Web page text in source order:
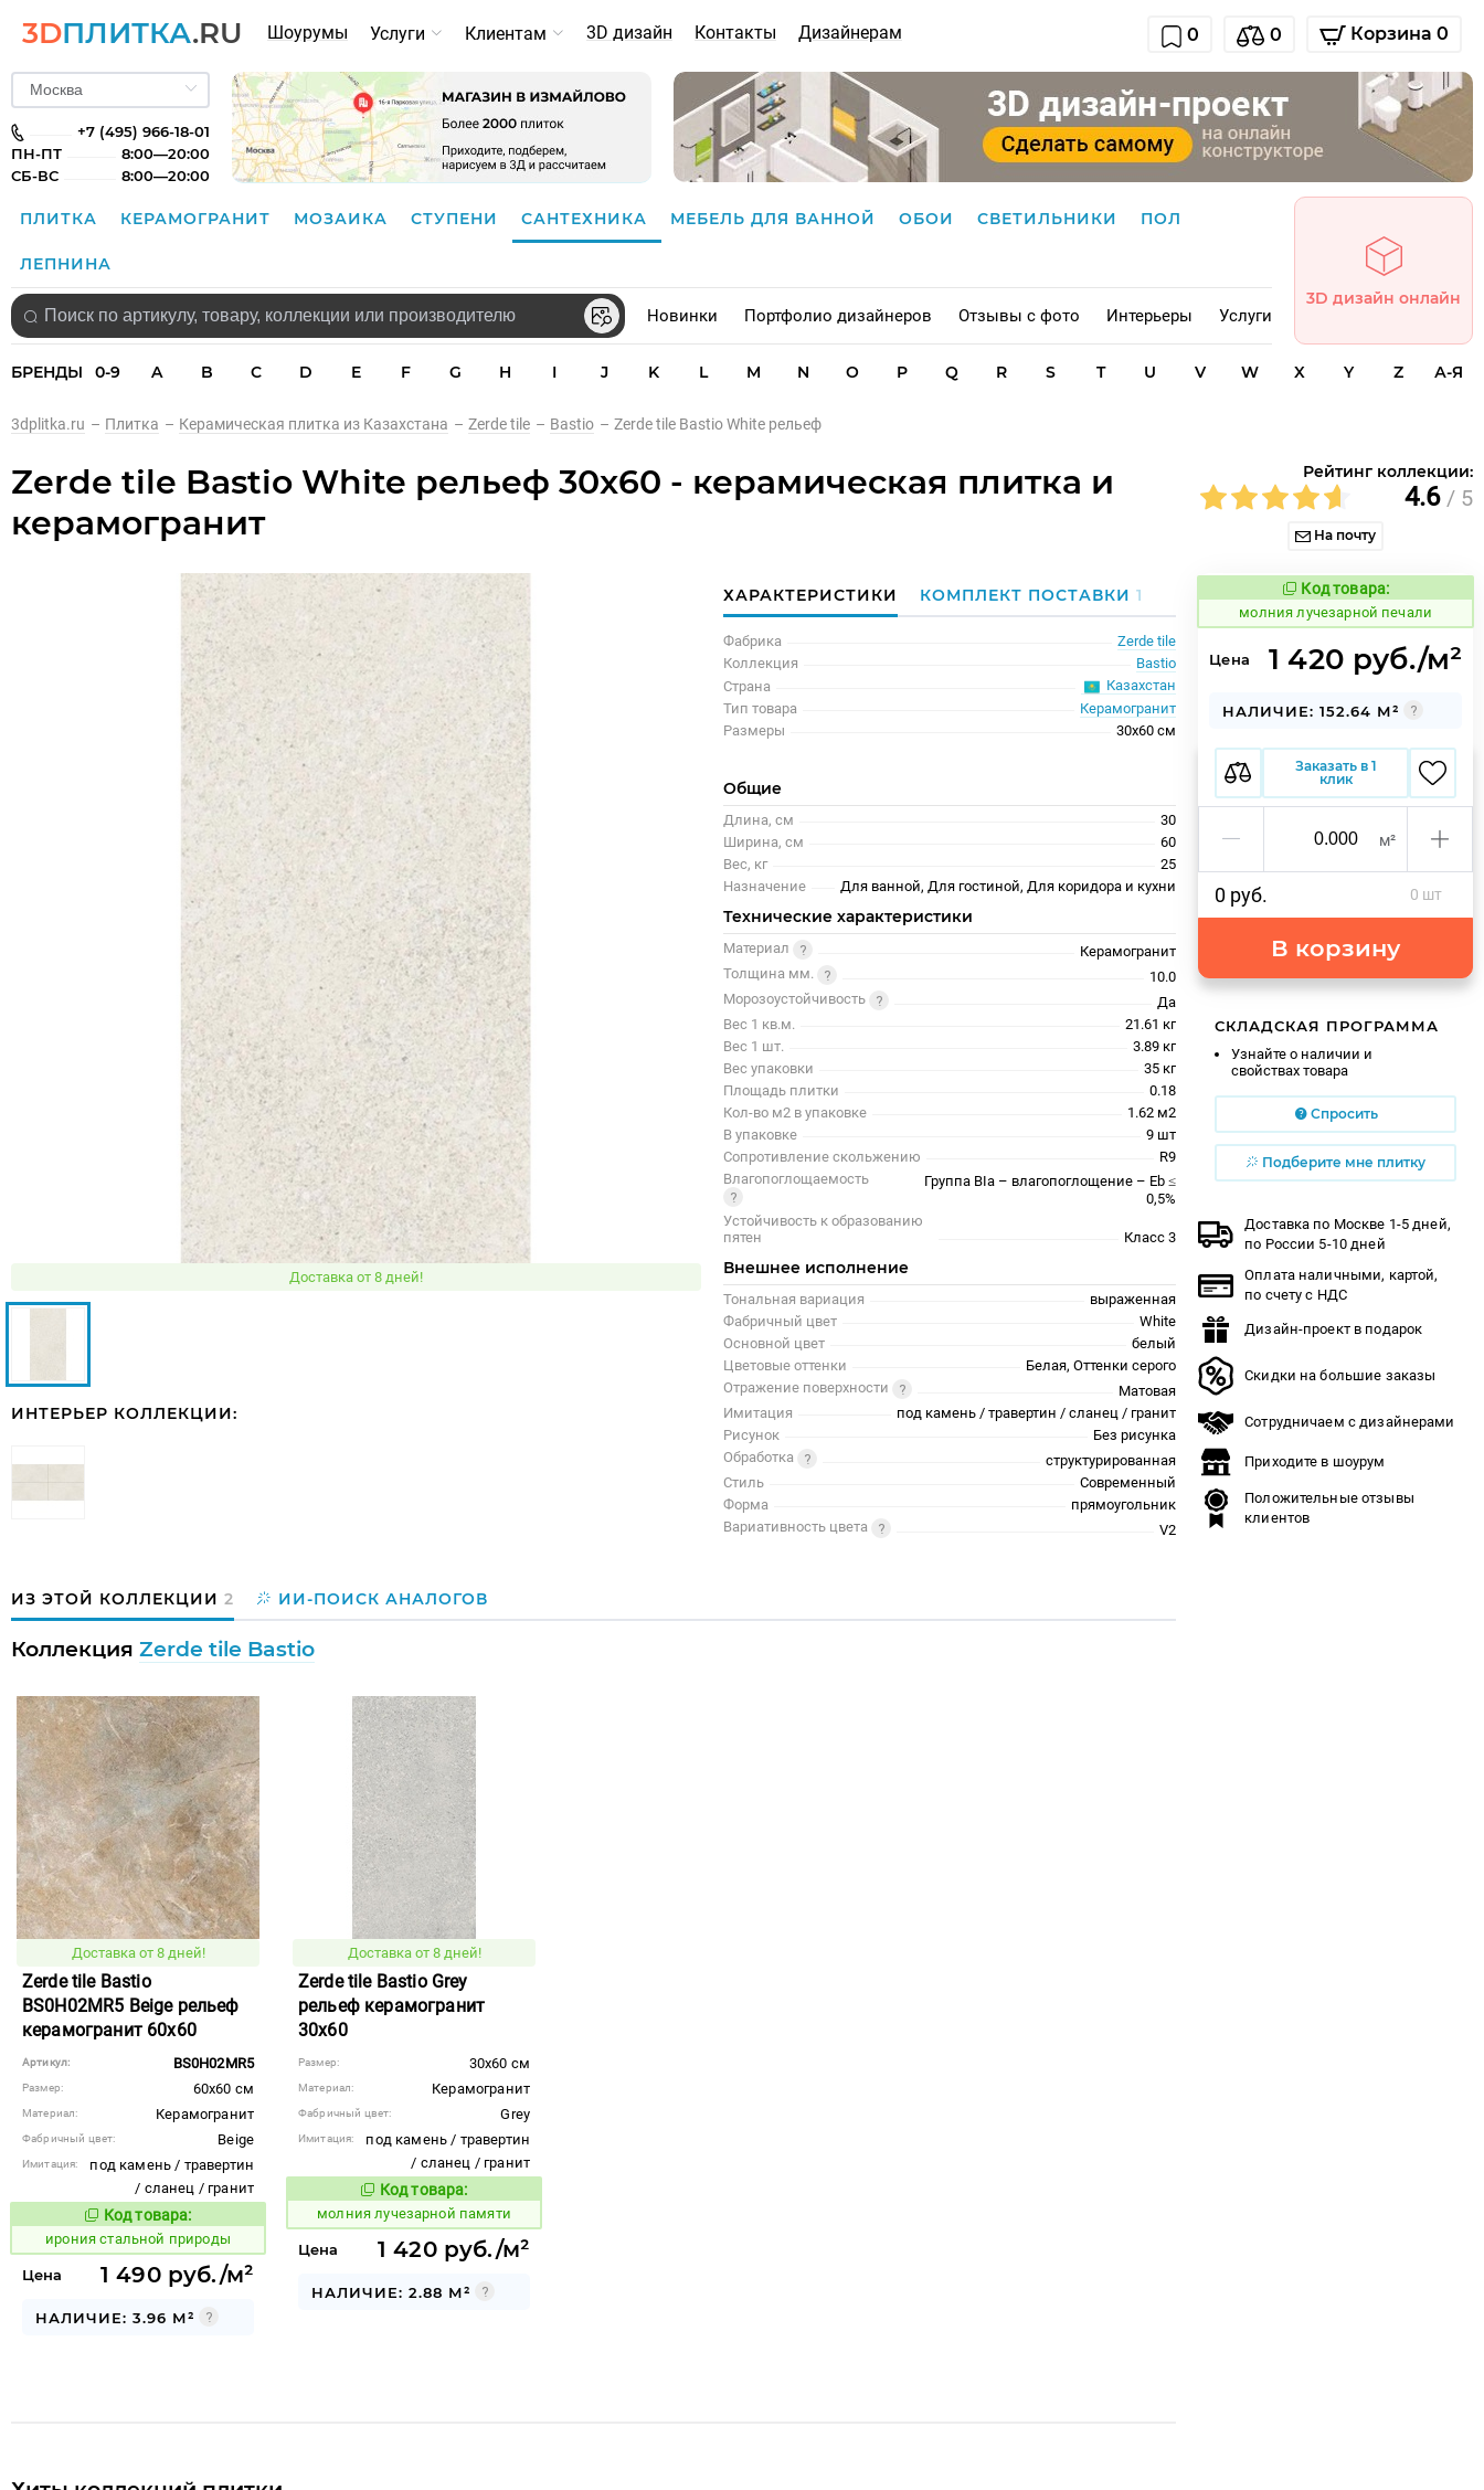
3DПЛИТКА.RU Шоурумы Услуги Клиентам 3D дизайн Контакты Дизайнерам 0 0 Корзина 0
+7 (495) 966-18-01
ПН-ПТ
8:00—20:00
СБ-ВС
8:00—20:00
ПЛИТКА КЕРАМОГРАНИТ МОЗАИКА СТУПЕНИ САНТЕХНИКА МЕБЕЛЬ ДЛЯ ВАННОЙ ОБОИ СВЕТИЛЬНИКИ ПОЛ
ЛЕПНИНА
Новинки Портфолио дизайнеров Отзывы с фото Интерьеры Услуги
3D дизайн онлайн
БРЕНДЫ 0-9 A B C D E F G H I J K L M N O P Q R S T U V W X Y Z А-Я
3dplitka.ru – Плитка – Керамическая плитка из Казахстана – Zerde tile – Bastio – Zerde tile Bastio White рельеф
Zerde tile Bastio White рельеф 30x60 - керамическая плитка и
керамогранит
Рейтинг коллекции:
4.6 / 5
На почту
Доставка от 8 дней!
ИНТЕРЬЕР КОЛЛЕКЦИИ:
ХАРАКТЕРИСТИКИ КОМПЛЕКТ ПОСТАВКИ1
Фабрика
Zerde tile
Коллекция
Bastio
Страна
Казахстан
Тип товара
Керамогранит
Размеры
30x60 см
Общие
Длина, см
30
Ширина, см
60
Вес, кг
25
Назначение
Для ванной, Для гостиной, Для коридора и кухни
Технические характеристики
Материал
Керамогранит
Толщина мм.
10.0
Морозоустойчивость
Да
Вес 1 кв.м.
21.61 кг
Вес 1 шт.
3.89 кг
Вес упаковки
35 кг
Площадь плитки
0.18
Кол-во м2 в упаковке
1.62 м2
В упаковке
9 шт
Сопротивление скольжению
R9
Влагопоглощаемость
Группа BIa – влагопоглощение – Eb ≤
0,5%
Устойчивость к образованию
пятен
Класс 3
Внешнее исполнение
Тональная вариация
выраженная
Фабричный цвет
White
Основной цвет
белый
Цветовые оттенки
Белая, Оттенки серого
Отражение поверхности
Матовая
Имитация
под камень / травертин / сланец / гранит
Рисунок
Без рисунка
Обработка
структурированная
Стиль
Современный
Форма
прямоугольник
Вариативность цвета
V2
ИЗ ЭТОЙ КОЛЛЕКЦИИ 2 ИИ-ПОИСК АНАЛОГОВ
Коллекция Zerde tile Bastio
Доставка от 8 дней!
Zerde tile Bastio
BS0H02MR5 Beige рельеф
керамогранит 60x60
Артикул: BS0H02MR5
Размер: 60x60 см
Материал: Керамогранит
Фабричный цвет: Beige
Имитация:
под камень / травертин
/ сланец / гранит
Код товара:
1105850Код товара:
ирония стальной природы
Цена 1 490 руб./м²
НАЛИЧИЕ: 3.96 М²
Доставка от 8 дней!
Zerde tile Bastio Grey
рельеф керамогранит
30x60
Размер: 30x60 см
Материал: Керамогранит
Фабричный цвет: Grey
Имитация:
под камень / травертин
/ сланец / гранит
Код товара:
1010943Код товара:
молния лучезарной памяти
Цена 1 420 руб./м²
НАЛИЧИЕ: 2.88 М²
Код товара:
1010945 Код товара:
молния лучезарной печали
Цена 1 420 руб./м²
НАЛИЧИЕ: 152.64 М²
Заказать в 1
клик
м²
0 руб. 0 шт
В корзину
СКЛАДСКАЯ ПРОГРАММА
Узнайте о наличии и
свойствах товара
Спросить
Подберите мне плитку
Доставка по Москве 1-5 дней,
по России 5-10 дней
Оплата наличными, картой,
по счету с НДС
Дизайн-проект в подарок
Скидки на большие заказы
Сотрудничаем с дизайнерами
Приходите в шоурум
Положительные отзывы
клиентов